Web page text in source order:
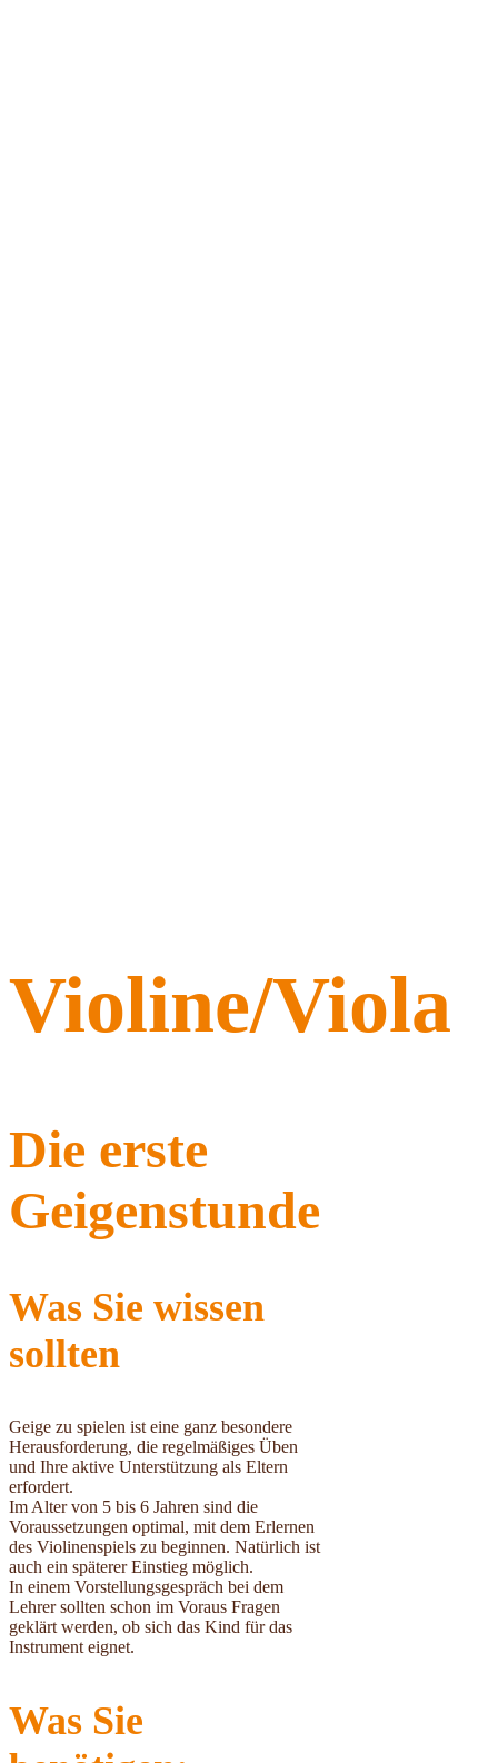
Violine/Viola
Die erste
Geigenstunde
Was Sie wissen
sollten
Geige zu spielen ist eine ganz besondere
Herausforderung, die regelmäßiges Üben
und Ihre aktive Unterstützung als Eltern
erfordert.
Im Alter von 5 bis 6 Jahren sind die
Voraussetzungen optimal, mit dem Erlernen
des Violinenspiels zu beginnen. Natürlich ist
auch ein späterer Einstieg möglich.
In einem Vorstellungsgespräch bei dem
Lehrer sollten schon im Voraus Fragen
geklärt werden, ob sich das Kind für das
Instrument eignet.
Was Sie